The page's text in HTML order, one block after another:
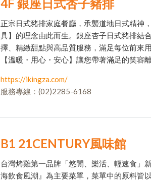
4F 銀座日式杏子豬排
正宗日式豬排家庭餐廳，承襲道地日式精神
具】的理念由此而生。銀座杏子日式豬排結
擇、精緻甜點與高品質服務，滿足每位前來用
【溫暖・用心・安心】讓您帶著滿足的笑容
https://ikingza.com/
服務專線：(02)2285-6168
B1 21CENTURY風味館
台灣烤雞第一品牌「悠閒、樂活、輕速食」
海飲食風潮』為主要菜單，菜單中的原料皆